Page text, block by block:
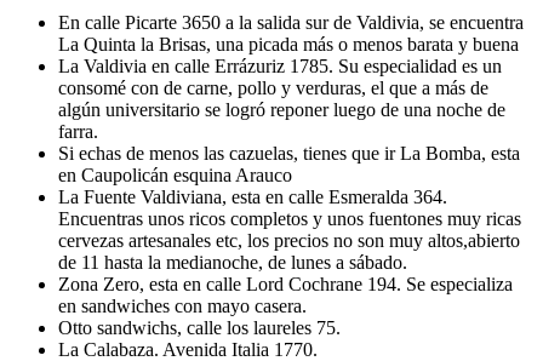
En calle Picarte 3650 a la salida sur de Valdivia, se encuentra
La Quinta la Brisas, una picada más o menos barata y buena
La Valdivia en calle Errázuriz 1785. Su especialidad es un
consomé con de carne, pollo y verduras, el que a más de
algún universitario se logró reponer luego de una noche de
farra.
Si echas de menos las cazuelas, tienes que ir La Bomba, esta
en Caupolicán esquina Arauco
La Fuente Valdiviana, esta en calle Esmeralda 364.
Encuentras unos ricos completos y unos fuentones muy ricas
cervezas artesanales etc, los precios no son muy altos,abierto
de 11 hasta la medianoche, de lunes a sábado.
Zona Zero, esta en calle Lord Cochrane 194. Se especializa
en sandwiches con mayo casera.
Otto sandwichs, calle los laureles 75.
La Calabaza. Avenida Italia 1770.